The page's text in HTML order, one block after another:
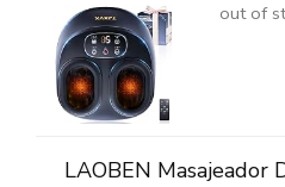
out of
LAOBEN Masajeador